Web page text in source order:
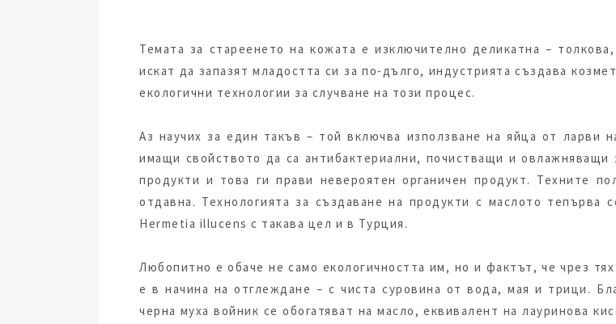
Темата за стареенето на кожата е изключително деликатна –
искат да запазят младостта си за по-дълго, индустрията създава
екологични технологии за случване на този процес.
Аз научих за един такъв – той включва използване на яйца от ларви
имащи свойството да са антибактериални, почистващи и овлажняващи
продукти и това ги прави невероятен органичен продукт. Техните
отдавна. Технологията за създаване на продукти с маслото тепърва
Hermetia illucens с такава цел и в Турция.
Любопитно е обаче не само екологичността им, но и фактът, че чрез
е в начина на отглеждане – с чиста суровина от вода, мая и трици.
черна муха войник се обогатяват на масло, еквивалент на лауринова